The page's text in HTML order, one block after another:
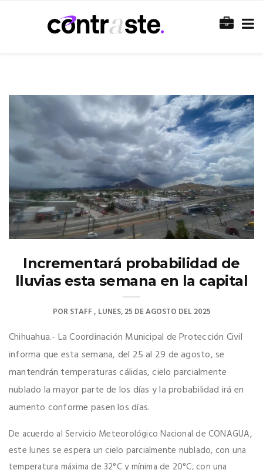
Incrementará probabilidad de
lluvias esta semana en la capital
PORSTAFF LUNES, 25 DE AGOSTO DEL 2025
Chihuahua.- La Coordinación Municipal de Protección Civil
informa que esta semana, del 25 al 29 de agosto, se
mantendrán temperaturas cálidas, cielo parcialmente
nublado la mayor parte de los días y la probabilidad irá en
aumento conforme pasen los días.
De acuerdo al Servicio Meteorológico Nacional de CONAGUA,
este lunes se espera un cielo parcialmente nublado, con una
temperatura máxima de 32°C y mínima de 20°C, con una